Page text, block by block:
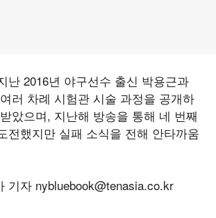
난 2016년 야구선수 출신 박용근과
러 차례 시험관 시술 과정을 공개하
았으며, 지난해 방송을 통해 네 번째
전했지만 실패 소식을 전해 안타까움
기자 nybluebook@tenasia.co.kr